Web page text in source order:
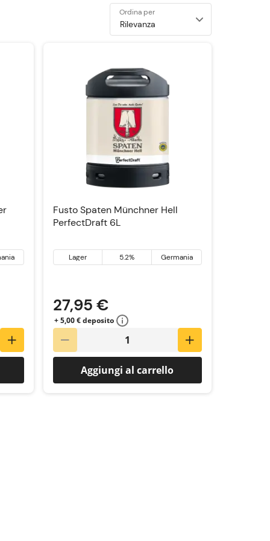
Ordina per
Fusto Spaten Münchner Hell
PerfectDraft 6L
27,95 €
+ 5,00 € deposito
Aggiungi al carrello
Lager 5.2% Germania